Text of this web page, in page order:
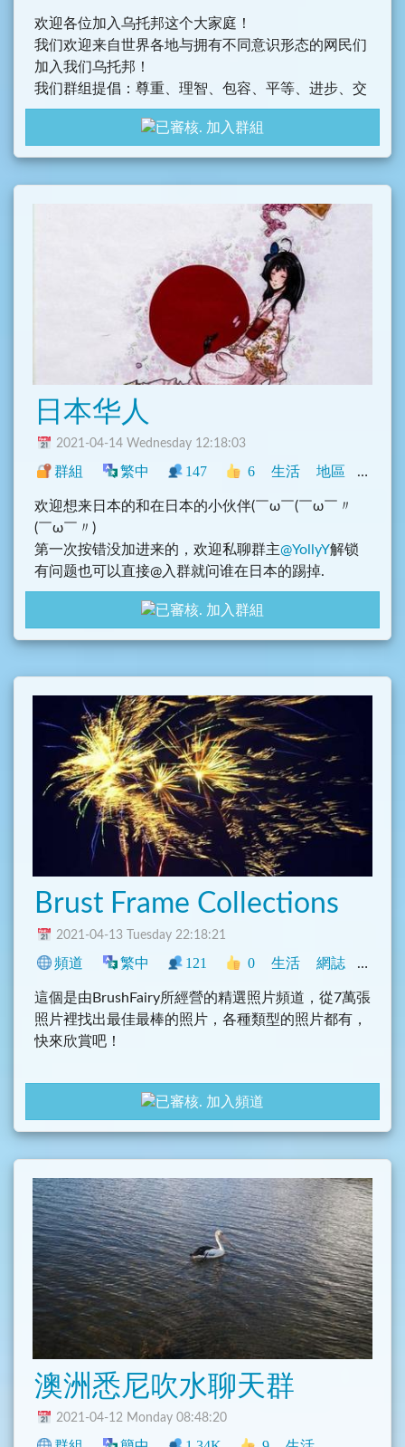
欢迎各位加入乌托邦这个大家庭！
我们欢迎来自世界各地与拥有不同意识形态的网民们
加入我们乌托邦！
我们群组提倡：尊重、理智、包容、平等、进步、交
友、团结、探索。
所以各位加入我们乌托邦不用担心那些不尊重，歧视
的事件，还有那种旧人或者管理员歧视新人的事情~
来越秃、等等的任何东西，各位都可以来我们的群组
最后在这里再次欢迎与希望各位各位的加入！欢迎来
到乌托邦，让我们一起共建美好理想乡！
加入群組
日本华人
2021-04-14 Wednesday 12:18:03
群組 繁中 147 6 生活 地區 中文圈
欢迎想来日本的和在日本的小伙伴(￣ω￣(￣ω￣〃
(￣ω￣〃)ゝ
第一次按错没加进来的，欢迎私聊群主@YollyY解锁
有问题也可以直接@入群就问谁在日本的踢掉.
加入群組
Brust Frame Collections
2021-04-13 Tuesday 22:18:21
頻道 繁中 121 0 生活 網誌 中文圈
這個是由BrushFairy所經營的精選照片頻道，從7萬張
照片裡找出最佳最棒的照片，各種類型的照片都有，
快來欣賞吧！
加入頻道
澳洲悉尼吹水聊天群
2021-04-12 Monday 08:48:20